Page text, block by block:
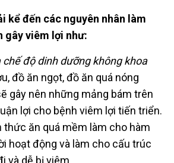
kể đến các nguyên nhân làm
gây viêm lợi như:
chế độ dinh dưỡng không khoa
đồ ăn ngọt, đồ ăn quá nóng
gây nên những mảng bám trên
lợi cho bệnh viêm lợi tiến triển.
thức ăn quá mềm làm cho hàm
hoạt động và làm cho cấu trúc
và dễ bị viêm.